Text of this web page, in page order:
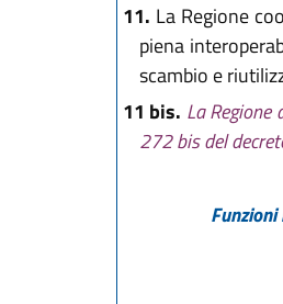
11. La Regione
piena
scambio e
11 bis. La
272 bis del